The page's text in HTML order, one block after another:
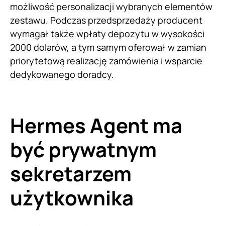
możliwość personalizacji wybranych elementów
zestawu. Podczas przedsprzedaży producent
wymagał także wpłaty depozytu w wysokości
2000 dolarów, a tym samym oferował w zamian
priorytetową realizację zamówienia i wsparcie
dedykowanego doradcy.
Hermes Agent ma
być prywatnym
sekretarzem
użytkownika